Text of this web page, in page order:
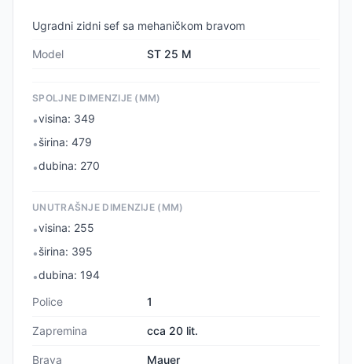
Ugradni zidni sef sa mehaničkom bravom
Model ST 25 M
SPOLJNE DIMENZIJE (MM)
•visina: 349
•širina: 479
•dubina: 270
UNUTRAŠNJE DIMENZIJE (MM)
•visina: 255
•širina: 395
•dubina: 194
Police
1
Zapremina cca 20 lit.
Brava Mauer